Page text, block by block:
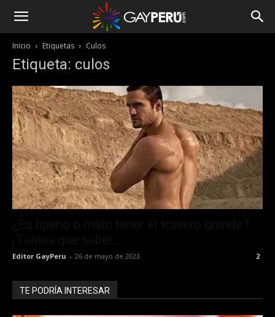
Inicio Etiquetas Culos
Etiqueta: culos
Editor GayPeru - 26 de mayo de 2023 2
TE PODRÍA INTERESAR